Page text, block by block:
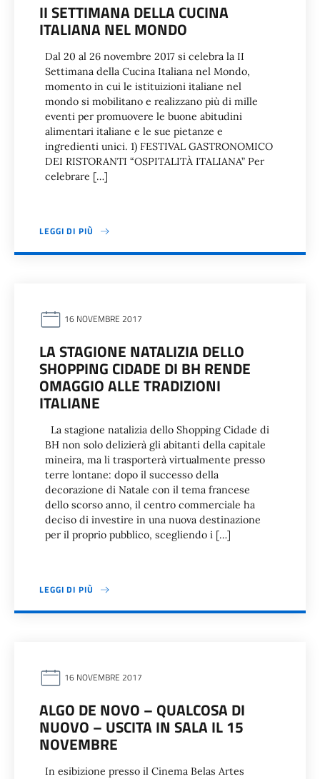
II SETTIMANA DELLA CUCINA
ITALIANA NEL MONDO
Dal 20 al 26 novembre 2017 si celebra la II
Settimana della Cucina Italiana nel Mondo,
momento in cui le istituizioni italiane nel
mondo si mobilitano e realizzano più di mille
eventi per promuovere le buone abitudini
alimentari italiane e le sue pietanze e
ingredienti unici. 1) FESTIVAL GASTRONOMICO
DEI RISTORANTI “OSPITALITÀ ITALIANA” Per
celebrare […]
LEGGI DI PIÙ
16 NOVEMBRE 2017
LA STAGIONE NATALIZIA DELLO
SHOPPING CIDADE DI BH RENDE
OMAGGIO ALLE TRADIZIONI
ITALIANE
La stagione natalizia dello Shopping Cidade di
BH non solo delizierà gli abitanti della capitale
mineira, ma li trasporterà virtualmente presso
terre lontane: dopo il successo della
decorazione di Natale con il tema francese
dello scorso anno, il centro commerciale ha
deciso di investire in una nuova destinazione
per il proprio pubblico, scegliendo i […]
LEGGI DI PIÙ
16 NOVEMBRE 2017
ALGO DE NOVO – QUALCOSA DI
NUOVO – USCITA IN SALA IL 15
NOVEMBRE
In esibizione presso il Cinema Belas Artes